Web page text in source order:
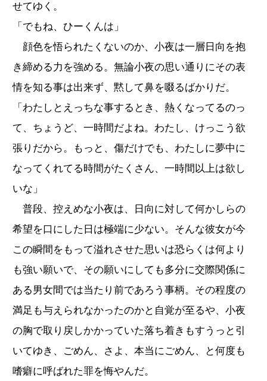
せてゆく。
「でもね、ひーくんは」
顔色を悟られたくないのか、小夜は一層日向を抱
き締める力を強める。無論小夜の思い通りにその表
情を知る事は出来ず、黙して鼻を啜るばかりだ。
「わたしとえっちな事するとき、熱くなってるのっ
て、ちょうど、一時間だよね。わたし、けっこう欲
張りだから。もっと、傷だけでも、わたしに夢中に
なってくれてる時間がたくさん、一時間以上は欲し
いな」
普段、控えめな小夜は、日向に対して何かしらの
希望を口にした日は極端に少ない。そんな彼女が今
この瞬間をもって溢れさせた思いは恐らくは何より
も強い願いで、その願いにしても多分に交際関係に
ある男女間では当たり前であろう事柄。その程度の
満足も与えられなかったのかと自覚が至るや、小夜
の胸で取り戻しかかっていた落ち着きもすうっと引
いてゆき、ごめん、さよ、本当にごめん、と何度も
嗜癖に呼ばれた罪を悔やんだ。